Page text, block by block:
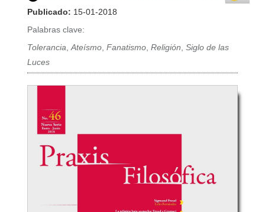
Publicado: 15-01-2018
Palabras clave:
Tolerancia,Ateísmo,Fanatismo,Religión,Siglo de las
Luces